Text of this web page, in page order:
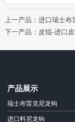
上一产品：进口瑞士布
下一产品：皮辊-进口
产品展示
瑞士布雷克尼龙钩
进口料尼龙钩